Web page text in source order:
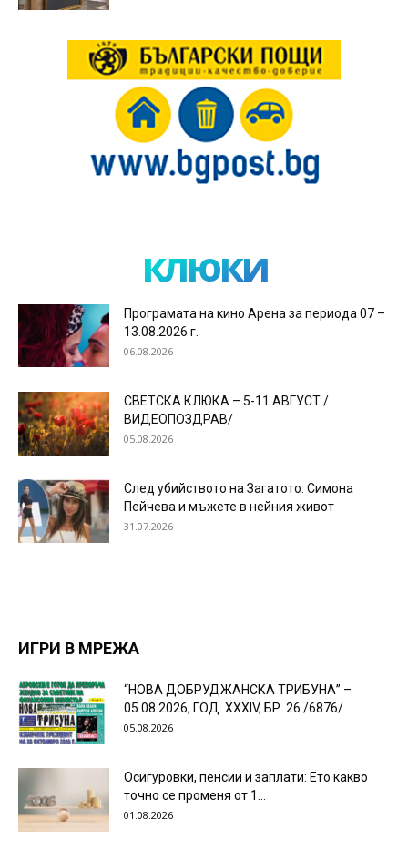
клюки
Програмата на кино Арена за периода 07 –
13.08.2026 г.
06.08.2026
СВЕТСКА КЛЮКА – 5-11 АВГУСТ /
ВИДЕОПОЗДРАВ/
05.08.2026
След убийството на Загатото: Симона
Пейчева и мъжете в нейния живот
31.07.2026
ИГРИ В МРЕЖА
“НОВА ДОБРУДЖАНСКА ТРИБУНА” –
05.08.2026, ГОД. XXХIV, БР. 26 /6876/
05.08.2026
Осигуровки, пенсии и заплати: Ето какво
точно се променя от 1...
01.08.2026